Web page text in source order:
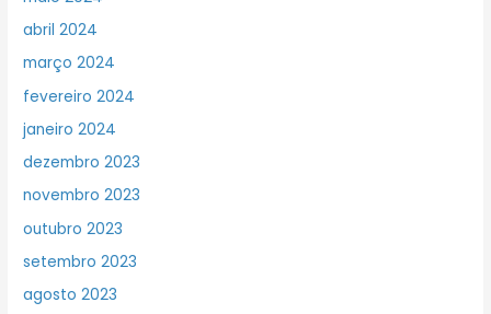
abril 2024
março 2024
fevereiro 2024
janeiro 2024
dezembro 2023
novembro 2023
outubro 2023
setembro 2023
agosto 2023